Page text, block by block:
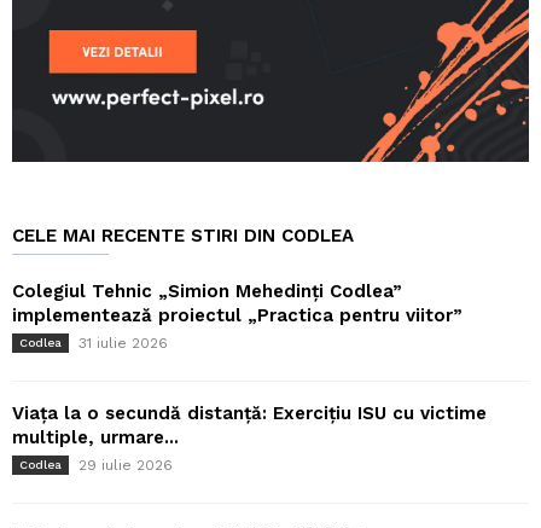
CELE MAI RECENTE STIRI DIN CODLEA
Colegiul Tehnic „Simion Mehedinți Codlea”
implementează proiectul „Practica pentru viitor”
Codlea 31 iulie 2026
Viața la o secundă distanță: Exercițiu ISU cu victime
multiple, urmare...
Codlea 29 iulie 2026